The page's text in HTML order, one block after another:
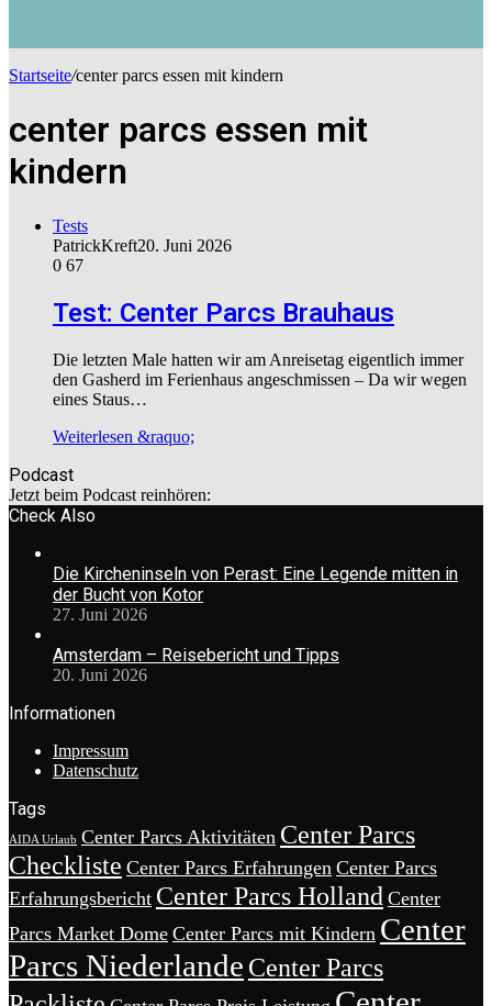
Startseite/center parcs essen mit kindern
center parcs essen mit
kindern
Tests
PatrickKreft20. Juni 2026
0 67
Test: Center Parcs Brauhaus
Die letzten Male hatten wir am Anreisetag eigentlich immer
den Gasherd im Ferienhaus angeschmissen – Da wir wegen
eines Staus…
Weiterlesen &raquo;
Podcast
Jetzt beim Podcast reinhören:
Check Also
Die Kircheninseln von Perast: Eine Legende mitten in
der Bucht von Kotor
27. Juni 2026
Amsterdam – Reisebericht und Tipps
20. Juni 2026
Informationen
Impressum
Datenschutz
Tags
AIDA Urlaub Center Parcs Aktivitäten Center Parcs
Checkliste Center Parcs Erfahrungen Center Parcs
Erfahrungsbericht Center Parcs Holland Center
Parcs Market Dome Center Parcs mit Kindern Center
Parcs Niederlande Center Parcs